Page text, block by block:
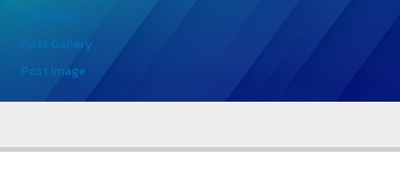
Post Link
Post Gallery
Post Image